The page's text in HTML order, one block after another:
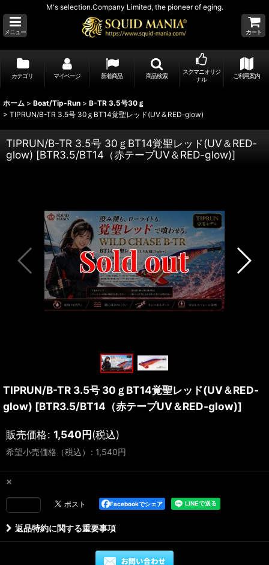
M's selection.Company Limited, the pioneer of eging.
メニュー カート
カテゴリ マイページ 新着商品 商品検索
スクマニオリジ
ナル
ご利用案内
ホーム > Boat/Tip-Run > B-TR 3.5号30ｇ
> TIPRUN/B-TR 3.5号 30ｇBT14覚聖レッド(UV＆RED-glow)
TIPRUN/B-TR 3.5号 30ｇBT14覚聖レッド(UV＆RED-
glow) [BTR3.5/BT14（赤テープUV＆RED-glow)]
TIPRUN/B-TR 3.5号 30ｇBT14覚聖レッド(UV＆RED-
glow) [BTR3.5/BT14（赤テープUV＆RED-glow)]
販売価格: 1,540円(税込)
希望小売価格（税込） : 1,540円
×
Facebookでシェア
返品特約に関する重要事項